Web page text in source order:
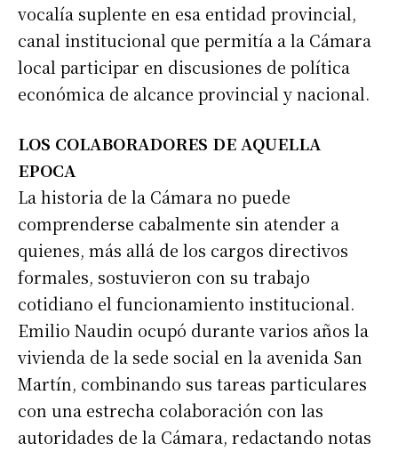
vocalía suplente en esa entidad provincial,
canal institucional que permitía a la Cámara
local participar en discusiones de política
económica de alcance provincial y nacional.
LOS COLABORADORES DE AQUELLA
EPOCA
La historia de la Cámara no puede
comprenderse cabalmente sin atender a
quienes, más allá de los cargos directivos
formales, sostuvieron con su trabajo
cotidiano el funcionamiento institucional.
Emilio Naudin ocupó durante varios años la
vivienda de la sede social en la avenida San
Martín, combinando sus tareas particulares
con una estrecha colaboración con las
autoridades de la Cámara, redactando notas